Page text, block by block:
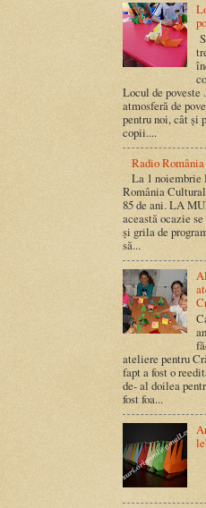
Locul de poveste
atmosferă de
pentru noi, cât și
copii....
Radio
La 1 noiembrie
România
85 de ani. LA
această ocazie
și grila de
să...
ateliere pentru
fapt a fost o
de- al doilea
fost foa...